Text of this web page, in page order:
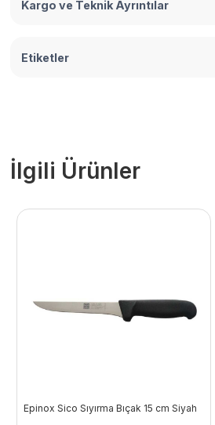
Kargo ve Teknik Ayrıntılar
Etiketler
İlgili Ürünler
Epinox Sico Sıyırma Bıçak 15 cm Siyah